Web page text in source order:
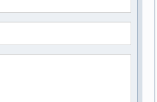
закона Российской
обслуживания граждан в